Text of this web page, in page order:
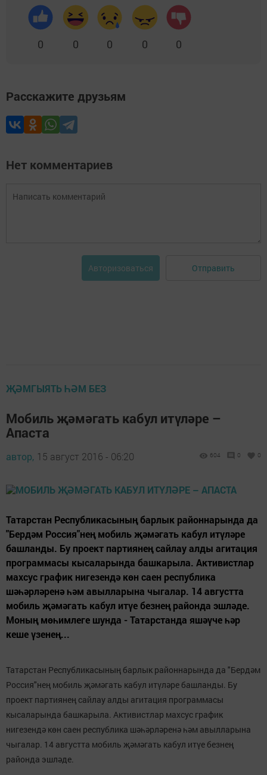
0 0 0 0 0
Расскажите друзьям
Нет комментариев
Авторизоваться Отправить
ҖӘМГЫЯТЬ ҺӘМ БЕЗ
Мобиль җәмәгать кабул итүләре –
Апаста
автор, 15 август 2016 - 06:20 604 0 0
Татарстан Республикасының барлык районнарында да
"Бердәм Россия"нең мобиль җәмәгать кабул итүләре
башланды. Бу проект партиянең сайлау алды агитация
программасы кысаларында башкарыла. Активистлар
махсус график нигезендә көн саен республика
шәһәрләренә һәм авылларына чыгалар. 14 августта
мобиль җәмәгать кабул итүе безнең районда эшләде.
Моның мөһимлеге шунда - Татарстанда яшәүче һәр
кеше үзенең...
Татарстан Республикасының барлык районнарында да "Бердәм
Россия"нең мобиль җәмәгать кабул итүләре башланды. Бу
проект партиянең сайлау алды агитация программасы
кысаларында башкарыла. Активистлар махсус график
нигезендә көн саен республика шәһәрләренә һәм авылларына
чыгалар. 14 августта мобиль җәмәгать кабул итүе безнең
районда эшләде.